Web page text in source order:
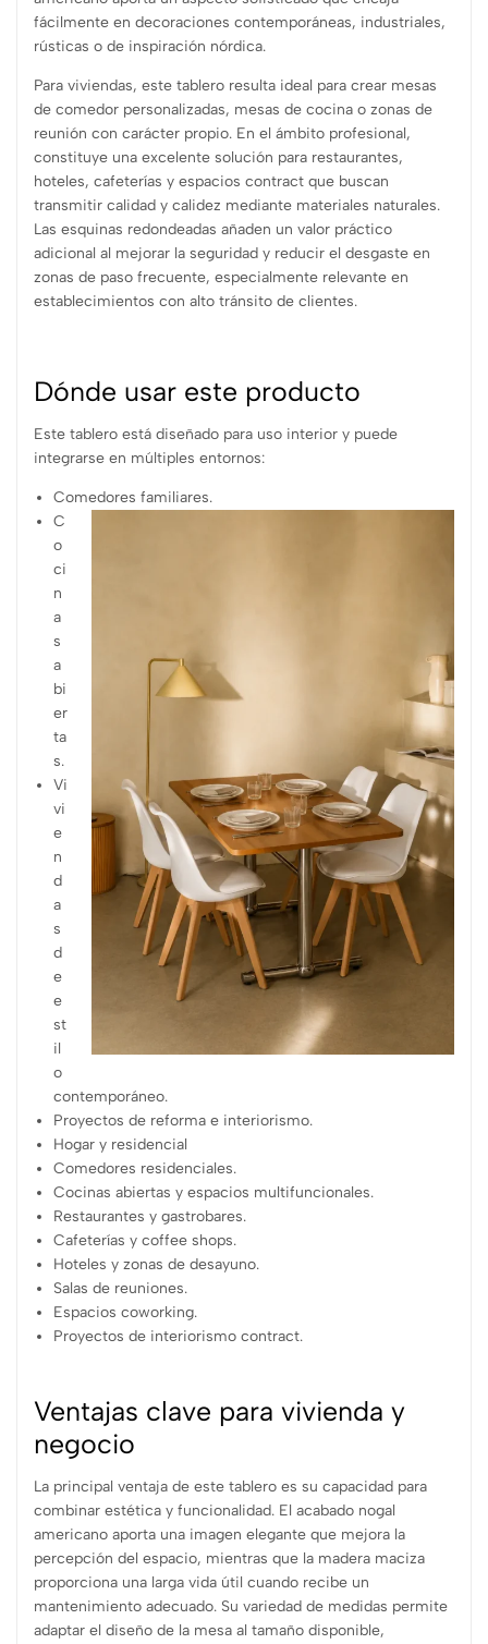
fácilmente en decoraciones contemporáneas, industriales,
rústicas o de inspiración nórdica.
Para viviendas, este tablero resulta ideal para crear mesas
de comedor personalizadas, mesas de cocina o zonas de
reunión con carácter propio. En el ámbito profesional,
constituye una excelente solución para restaurantes,
hoteles, cafeterías y espacios contract que buscan
transmitir calidad y calidez mediante materiales naturales.
Las esquinas redondeadas añaden un valor práctico
adicional al mejorar la seguridad y reducir el desgaste en
zonas de paso frecuente, especialmente relevante en
establecimientos con alto tránsito de clientes.
Dónde usar este producto
Este tablero está diseñado para uso interior y puede
integrarse en múltiples entornos:
Comedores familiares.
C
o
ci
n
a
s
a
bi
er
ta
s.
Vi
vi
e
n
d
a
s
d
e
e
st
il
o
contemporáneo.
Proyectos de reforma e interiorismo.
Hogar y residencial
Comedores residenciales.
Cocinas abiertas y espacios multifuncionales.
Restaurantes y gastrobares.
Cafeterías y coffee shops.
Hoteles y zonas de desayuno.
Salas de reuniones.
Espacios coworking.
Proyectos de interiorismo contract.
Ventajas clave para vivienda y
negocio
La principal ventaja de este tablero es su capacidad para
combinar estética y funcionalidad. El acabado nogal
americano aporta una imagen elegante que mejora la
percepción del espacio, mientras que la madera maciza
proporciona una larga vida útil cuando recibe un
mantenimiento adecuado. Su variedad de medidas permite
adaptar el diseño de la mesa al tamaño disponible,